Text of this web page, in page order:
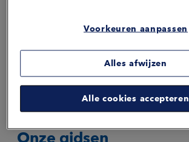
Voorkeuren aanpassen
Alles afwijzen
Alle cookies accepteren